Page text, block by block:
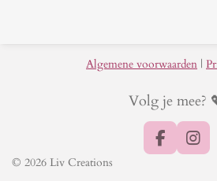
Algemene voorwaarden |
Volg je mee?
F
a
I
n
© 2026 Liv Creations